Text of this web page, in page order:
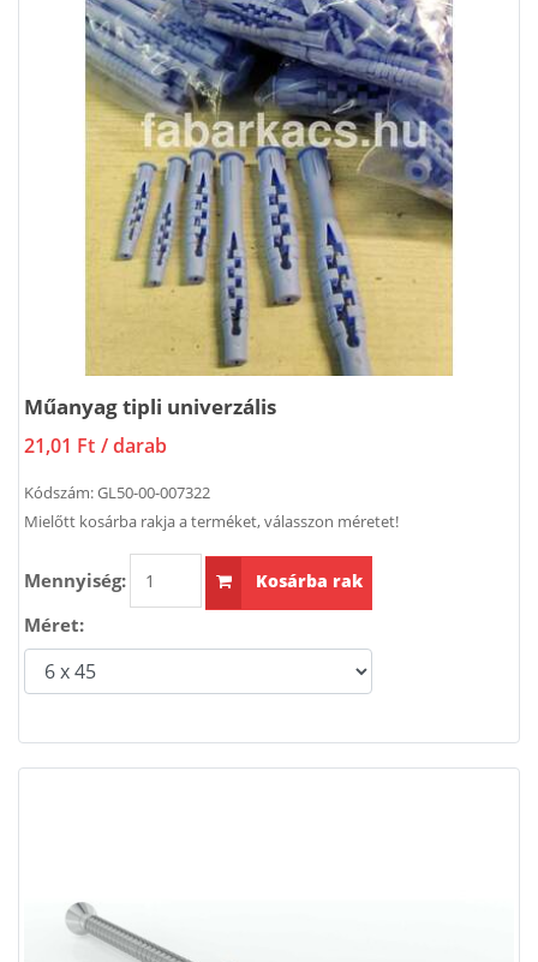
Műanyag tipli univerzális
21,01 Ft / darab
Kódszám:GL50-00-007322
Mielőtt kosárba rakja a terméket, válasszon méretet!
Mennyiség: Kosárba rak
Méret: